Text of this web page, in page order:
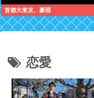
首都大東京、豪雨
恋愛